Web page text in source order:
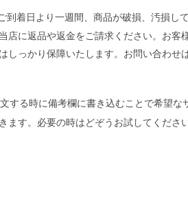
到着日より一週間、商品が破損、汚損し
店に返品や返金をご請求ください。お客
しっかり保障いたします。お問い合わせ
する時に備考欄に書き込むことで希望
ます。必要の時はどぞうお試してください